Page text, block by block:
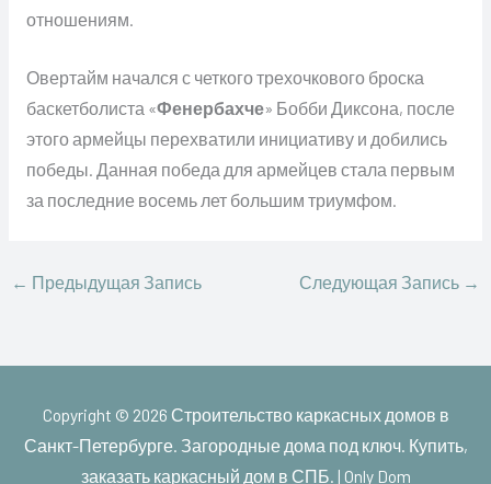
отношениям.
Овертайм начался с четкого трехочкового броска
баскетболиста «Фенербахче» Бобби Диксона, после
этого армейцы перехватили инициативу и добились
победы. Данная победа для армейцев стала первым
за последние восемь лет большим триумфом.
← Предыдущая Запись Следующая Запись →
Copyright © 2026 Строительство каркасных домов в
Санкт-Петербурге. Загородные дома под ключ. Купить,
заказать каркасный дом в СПБ. | Only Dom